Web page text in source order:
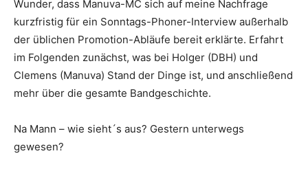
Wunder, dass Manuva-MC sich auf meine Nachfrage
kurzfristig für ein Sonntags-Phoner-Interview außerhalb
der üblichen Promotion-Abläufe bereit erklärte. Erfahrt
im Folgenden zunächst, was bei Holger (DBH) und
Clemens (Manuva) Stand der Dinge ist, und anschließend
mehr über die gesamte Bandgeschichte.
Na Mann – wie sieht´s aus? Gestern unterwegs
gewesen?